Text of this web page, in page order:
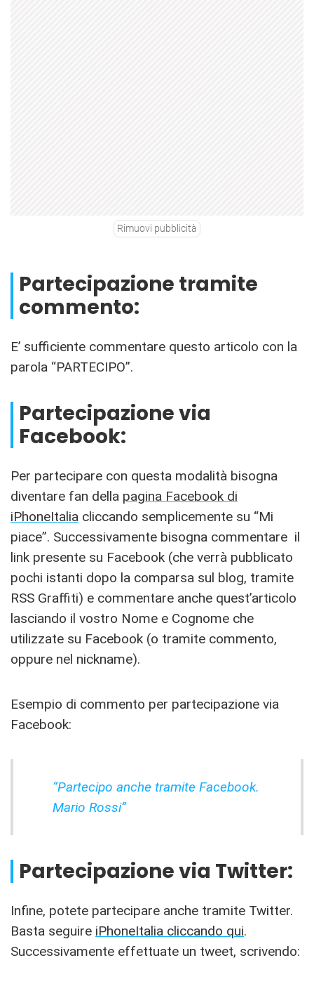
Rimuovi pubblicità
Partecipazione tramite
commento:
E’ sufficiente commentare questo articolo con la
parola “PARTECIPO”.
Partecipazione via
Facebook:
Per partecipare con questa modalità bisogna
diventare fan della pagina Facebook di
iPhoneItalia cliccando semplicemente su “Mi
piace”. Successivamente bisogna commentare il
link presente su Facebook (che verrà pubblicato
pochi istanti dopo la comparsa sul blog, tramite
RSS Graffiti) e commentare anche quest’articolo
lasciando il vostro Nome e Cognome che
utilizzate su Facebook (o tramite commento,
oppure nel nickname).
Esempio di commento per partecipazione via
Facebook:
“Partecipo anche tramite Facebook.
Mario Rossi”
Partecipazione via Twitter:
Infine, potete partecipare anche tramite Twitter.
Basta seguire iPhoneItalia cliccando qui.
Successivamente effettuate un tweet, scrivendo: